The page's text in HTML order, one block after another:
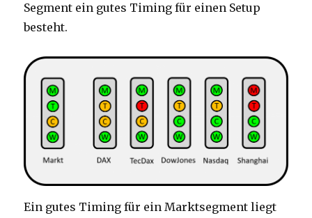
Segment ein gutes Timing für einen Setup
besteht.
Ein gutes Timing für ein Marktsegment liegt